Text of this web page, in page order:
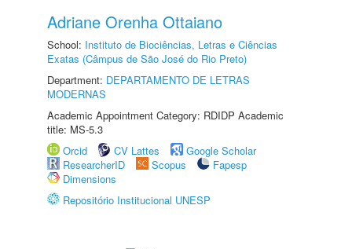
Adriane Orenha Ottaiano
School: Instituto de Biociências, Letras e Ciências
Exatas (Câmpus de São José do Rio Preto)
Department: DEPARTAMENTO DE LETRAS
MODERNAS
Academic Appointment Category: RDIDP Academic
title: MS-5.3
Orcid
CV Lattes
Google Scholar
ResearcherID
Scopus
Fapesp
Dimensions
Repositório Institucional UNESP